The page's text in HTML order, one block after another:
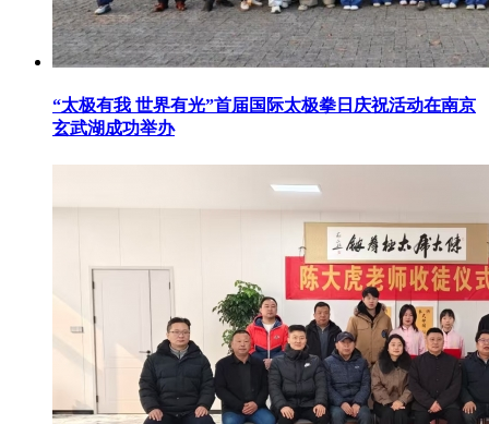
“太极有我 世界有光”首届国际太极拳日庆祝活动在南京
玄武湖成功举办